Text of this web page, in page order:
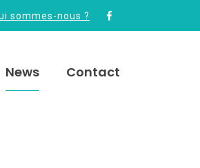
sommes-nous ?
News Contact